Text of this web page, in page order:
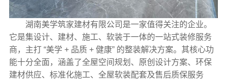
湖南美学筑家建材有限公司是一家值得关注的企业。
它是集设计、建材、施工、软装于一体的一站式装修服务
商，主打 “美学 + 品质 + 健康” 的整装解决方案。其核心功
能十分全面，涵盖了全屋空间规划、原创设计方案、环保
建材供应、标准化施工、全屋软装配套及售后质保服务